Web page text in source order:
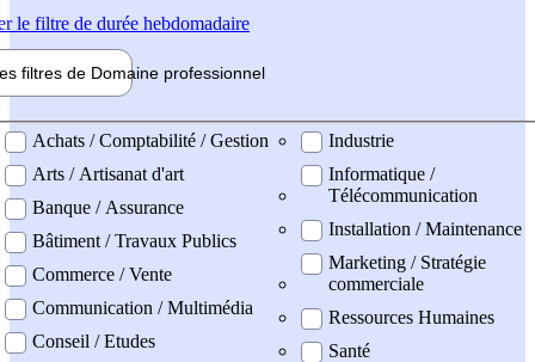
le filtre de durée hebdomadaire
filtres de Domaine professionnel
professionel
Achats / Comptabilité / Gestion
Arts / Artisanat d'art
Banque / Assurance
Bâtiment / Travaux Publics
Commerce / Vente
Communication / Multimédia
Conseil / Etudes
Industrie
Informatique /
Télécommunication
Installation / Maintenance
Marketing / Stratégie
commerciale
Ressources Humaines
Santé